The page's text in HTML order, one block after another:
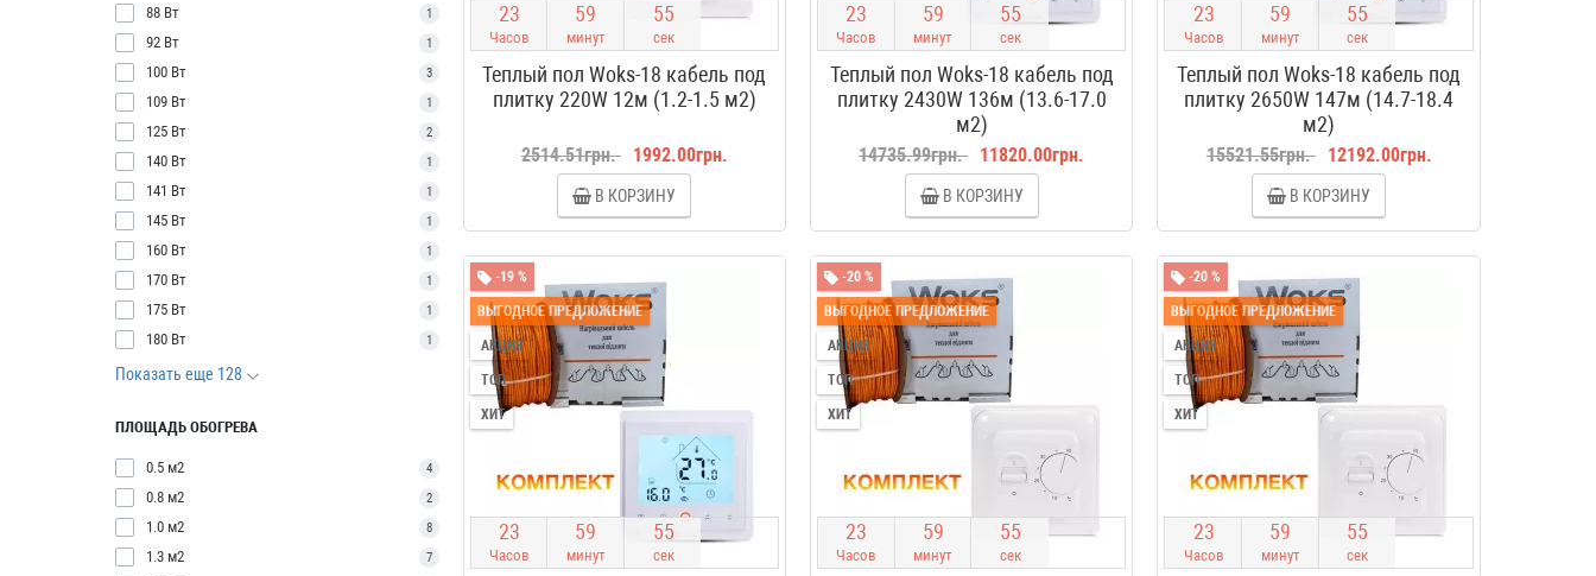
88 Вт 1
92 Вт 1
100 Вт 3
109 Вт 1
125 Вт 2
140 Вт 1
141 Вт 1
145 Вт 1
160 Вт 1
170 Вт 1
175 Вт 1
180 Вт 1
Показать еще 128
ПЛОЩАДЬ ОБОГРЕВА
0.5 м2 4
0.8 м2 2
1.0 м2 8
1.3 м2 7
23
Часов
59
минут
54
сек
Теплый пол Woks-18 кабель под
плитку 220W 12м (1.2-1.5 м2)
2514.51грн. 1992.00грн.
В КОРЗИНУ
23
Часов
59
минут
54
сек
Теплый пол Woks-18 кабель под
плитку 2430W 136м (13.6-17.0
м2)
14735.99грн. 11820.00грн.
В КОРЗИНУ
23
Часов
59
минут
54
сек
Теплый пол Woks-18 кабель под
плитку 2650W 147м (14.7-18.4
м2)
15521.55грн. 12192.00грн.
В КОРЗИНУ
-19 %
ВЫГОДНОЕ ПРЕДЛОЖЕНИЕ
АКЦИЯ
ТОП
ХИТ
23
Часов
59
минут
54
сек
-20 %
ВЫГОДНОЕ ПРЕДЛОЖЕНИЕ
АКЦИЯ
ТОП
ХИТ
23
Часов
59
минут
54
сек
-20 %
ВЫГОДНОЕ ПРЕДЛОЖЕНИЕ
АКЦИЯ
ТОП
ХИТ
23
Часов
59
минут
54
сек